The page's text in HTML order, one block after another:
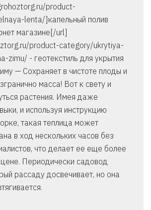
product-
lenta/]капельный полив
магазине[/url]
product-category/ukrytiya-
zimu/ - геотекстиль для укрытия
— Сохраняет в чистоте плоды и
масса! Вот к свету и
растения. Имея даже
и используя инструкцию
такая теплица может
в ход нескольких часов без
что делает ее еще более
Периодически садовод
рассаду досвечивает, но она